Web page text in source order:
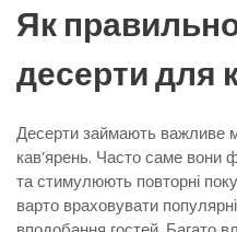
Як
десерти для
Десерти займають важливе
кав’ярень. Часто саме вони
та стимулюють повторні
варто враховувати